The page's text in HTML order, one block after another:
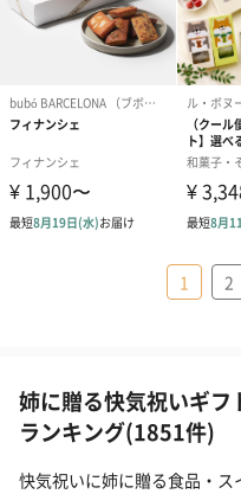
1 2
姉に贈る快気祝いギ
ランキング(1851件)
快気祝いに姉に贈る食品・